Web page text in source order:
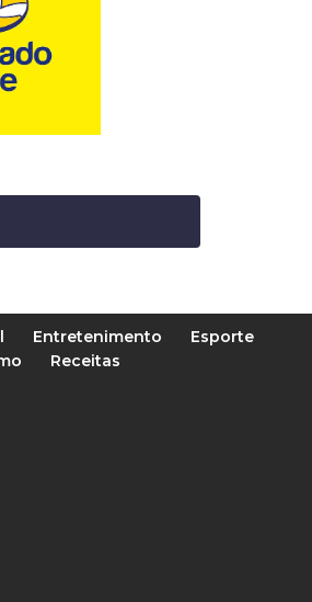
Entretenimento
Esporte
Receitas